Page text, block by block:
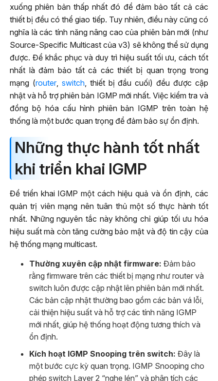
xuống phiên bản thấp nhất đó để đảm bảo tất cả các
thiết bị đều có thể giao tiếp. Tuy nhiên, điều này cũng có
nghĩa là các tính năng nâng cao của phiên bản mới (như
Source-Specific Multicast của v3) sẽ không thể sử dụng
được. Để khắc phục và duy trì hiệu suất tối ưu, cách tốt
nhất là đảm bảo tất cả các thiết bị quan trọng trong
mạng (router, switch, thiết bị đầu cuối) đều được cập
nhật và hỗ trợ phiên bản IGMP mới nhất. Việc kiểm tra và
đồng bộ hóa cấu hình phiên bản IGMP trên toàn hệ
thống là một bước quan trọng để đảm bảo sự ổn định.
Những thực hành tốt nhất
khi triển khai IGMP
Để triển khai IGMP một cách hiệu quả và ổn định, các
quản trị viên mạng nên tuân thủ một số thực hành tốt
nhất. Những nguyên tắc này không chỉ giúp tối ưu hóa
hiệu suất mà còn tăng cường bảo mật và độ tin cậy của
hệ thống mạng multicast.
Thường xuyên cập nhật firmware: Đảm bảo
rằng firmware trên các thiết bị mạng như router và
switch luôn được cập nhật lên phiên bản mới nhất.
Các bản cập nhật thường bao gồm các bản vá lỗi,
cải thiện hiệu suất và hỗ trợ các tính năng IGMP
mới nhất, giúp hệ thống hoạt động tương thích và
ổn định.
Kích hoạt IGMP Snooping trên switch: Đây là
một bước cực kỳ quan trọng. IGMP Snooping cho
phép switch Layer 2 “nghe lén” và phân tích các